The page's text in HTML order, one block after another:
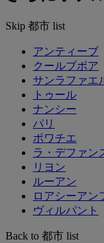
Skip 都市 list
アンティーブ
クールブボア
サンラファエ
トゥール
ナンシー
パリ
ポワチエ
ラ・デファン
リヨン
ルーアン
ロアシーアン
ヴィルパント
Back to 都市 list